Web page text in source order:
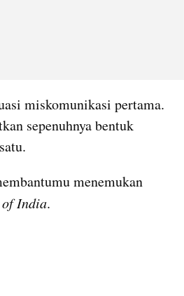
miskomunikasi pertama.
of India.